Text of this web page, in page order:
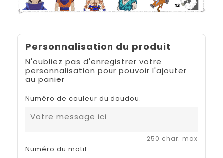
Personnalisation du produit
N'oubliez pas d'enregistrer votre
personnalisation pour pouvoir l'ajouter
au panier
Numéro de couleur du doudou.
250 char. max
Numéro du motif.